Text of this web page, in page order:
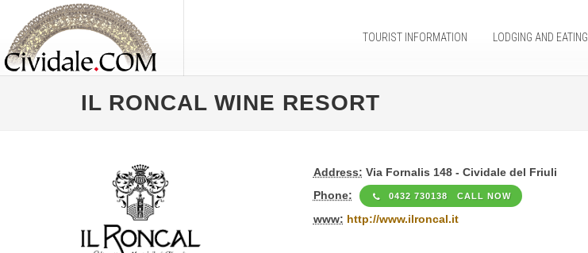
TOURIST INFORMATION LODGING AND EATING
IL RONCAL WINE RESORT
Address: Via Fornalis 148 - Cividale del Friuli
Phone:
0432 730138 CALL NOW
www: http://www.ilroncal.it